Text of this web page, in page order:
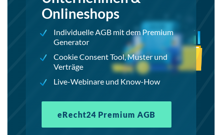
Onlineshops
Individuelle AGB mit dem Premium
Generator
Cookie Consent Tool, Muster und
Verträge
Live-Webinare und Know-How
eRecht24 Premium AGB